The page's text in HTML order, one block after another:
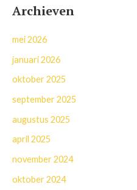
Archieven
mei 2026
januari 2026
oktober 2025
september 2025
augustus 2025
april 2025
november 2024
oktober 2024